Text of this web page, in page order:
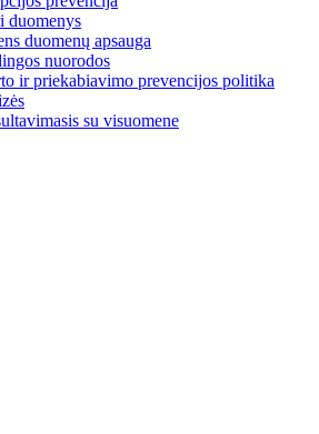
duomenys
duomenų apsauga
nuorodos
ir priekabiavimo prevencijos politika
su visuomene